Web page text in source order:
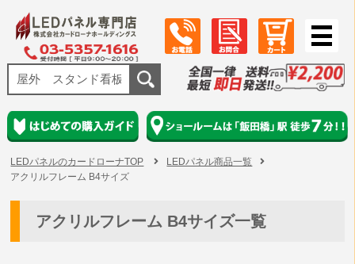
LEDパネルのカードローナTOP
LEDパネル商品一覧
アクリルフレーム B4サイズ
アクリルフレーム B4サイズ一覧